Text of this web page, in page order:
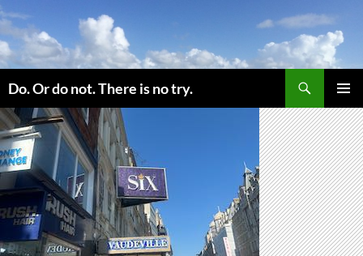
コ
ン
テ
ン
ツ
へ
ス
キ
ッ
Do. Or do not. There is no try.
索
メインメ
ニュー